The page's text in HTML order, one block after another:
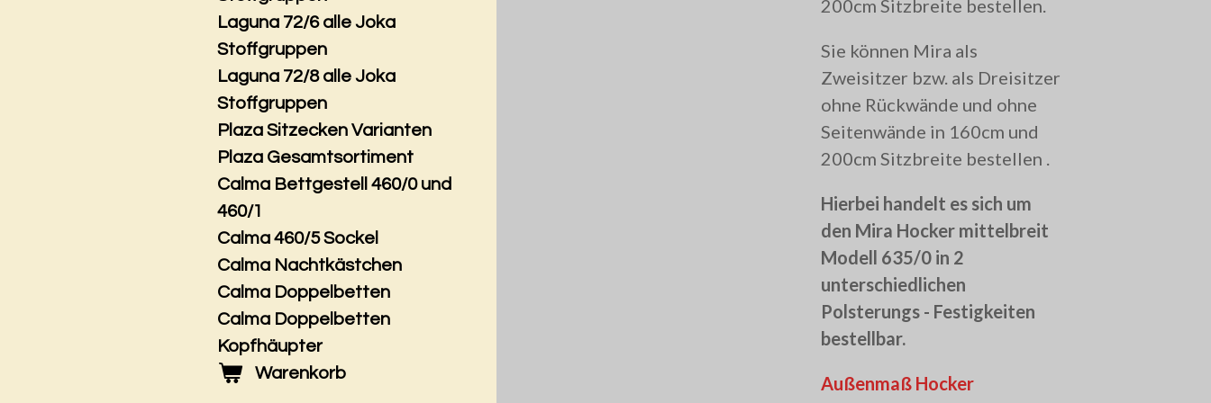
200cm Sitzbreite bestellen.
Sie können Mira als
Zweisitzer bzw. als Dreisitzer
ohne Rückwände und ohne
Seitenwände in 160cm und
200cm Sitzbreite bestellen .
Hierbei handelt es sich um
den Mira Hocker mittelbreit
Modell 635/0 in 2
unterschiedlichen
Polsterungs - Festigkeiten
bestellbar.
Außenmaß Hocker
Laguna 72/6 alle Joka
Stoffgruppen
Laguna 72/8 alle Joka
Stoffgruppen
Plaza Sitzecken Varianten
Plaza Gesamtsortiment
Calma Bettgestell 460/0 und
460/1
Calma 460/5 Sockel
Calma Nachtkästchen
Calma Doppelbetten
Calma Doppelbetten
Kopfhäupter
Warenkorb